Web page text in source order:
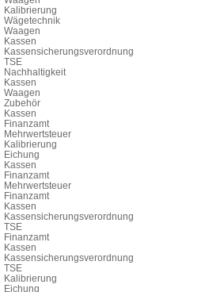
Kalibrierung
Wägetechnik
Waagen
Kassen
Kassensicherungsverordnung
TSE
Nachhaltigkeit
Kassen
Waagen
Zubehör
Kassen
Finanzamt
Mehrwertsteuer
Kalibrierung
Eichung
Kassen
Finanzamt
Mehrwertsteuer
Finanzamt
Kassen
Kassensicherungsverordnung
TSE
Finanzamt
Kassen
Kassensicherungsverordnung
TSE
Kalibrierung
Eichung